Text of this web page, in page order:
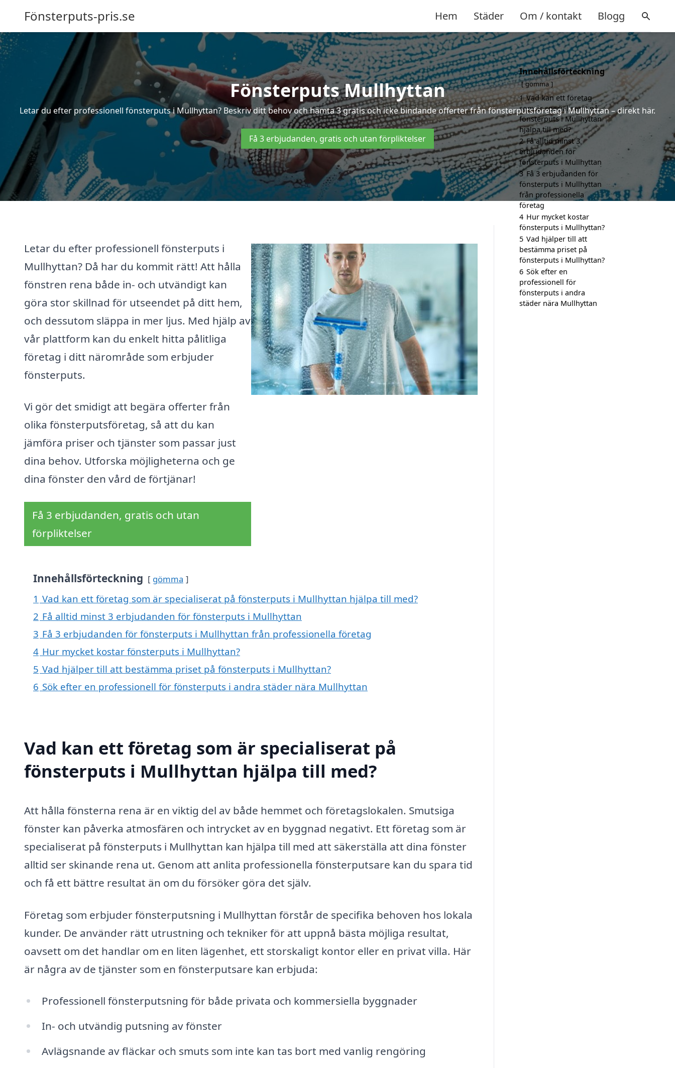
Fönsterputs-pris.se Hem Städer Om / kontakt Blogg
Fönsterputs Mullhyttan
Letar du efter professionell fönsterputs i Mullhyttan? Beskriv ditt behov och hämta 3 gratis och icke bindande offerter från fönsterputsföretag i Mullhyttan – direkt här.
Få 3 erbjudanden, gratis och utan förpliktelser
Letar du efter professionell fönsterputs i
Mullhyttan? Då har du kommit rätt! Att hålla
fönstren rena både in- och utvändigt kan
göra stor skillnad för utseendet på ditt hem,
och dessutom släppa in mer ljus. Med hjälp av
vår plattform kan du enkelt hitta pålitliga
företag i ditt närområde som erbjuder
fönsterputs.
Vi gör det smidigt att begära offerter från
olika fönsterputsföretag, så att du kan
jämföra priser och tjänster som passar just
dina behov. Utforska möjligheterna och ge
dina fönster den vård de förtjänar!
Få 3 erbjudanden, gratis och utan
förpliktelser
Innehållsförteckning gömma
1 Vad kan ett företag som är specialiserat på fönsterputs i Mullhyttan hjälpa till med?
2 Få alltid minst 3 erbjudanden för fönsterputs i Mullhyttan
3 Få 3 erbjudanden för fönsterputs i Mullhyttan från professionella företag
4 Hur mycket kostar fönsterputs i Mullhyttan?
5 Vad hjälper till att bestämma priset på fönsterputs i Mullhyttan?
6 Sök efter en professionell för fönsterputs i andra städer nära Mullhyttan
Vad kan ett företag som är specialiserat på
fönsterputs i Mullhyttan hjälpa till med?
Att hålla fönsterna rena är en viktig del av både hemmet och företagslokalen. Smutsiga
fönster kan påverka atmosfären och intrycket av en byggnad negativt. Ett företag som är
specialiserat på fönsterputs i Mullhyttan kan hjälpa till med att säkerställa att dina fönster
alltid ser skinande rena ut. Genom att anlita professionella fönsterputsare kan du spara tid
och få ett bättre resultat än om du försöker göra det själv.
Företag som erbjuder fönsterputsning i Mullhyttan förstår de specifika behoven hos lokala
kunder. De använder rätt utrustning och tekniker för att uppnå bästa möjliga resultat,
oavsett om det handlar om en liten lägenhet, ett storskaligt kontor eller en privat villa. Här
är några av de tjänster som en fönsterputsare kan erbjuda:
Professionell fönsterputsning för både privata och kommersiella byggnader
In- och utvändig putsning av fönster
Avlägsnande av fläckar och smuts som inte kan tas bort med vanlig rengöring
Innehållsförteckning
gömma
1 Vad kan ett företag
som är specialiserat på
fönsterputs i Mullhyttan
hjälpa till med?
2 Få alltid minst 3
erbjudanden för
fönsterputs i Mullhyttan
3 Få 3 erbjudanden för
fönsterputs i Mullhyttan
från professionella
företag
4 Hur mycket kostar
fönsterputs i Mullhyttan?
5 Vad hjälper till att
bestämma priset på
fönsterputs i Mullhyttan?
6 Sök efter en
professionell för
fönsterputs i andra
städer nära Mullhyttan